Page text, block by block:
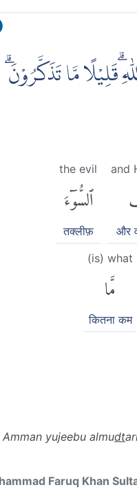
ۗقَلِيْلًا مَّا تَذَكَّرُوْنَۗ
and
और
the evil
ٱلسُّوٓءَ
तक्लीफ़
(is) what
مَّا
कितना कम
Amman yujeebu almudt
Faruq Khan